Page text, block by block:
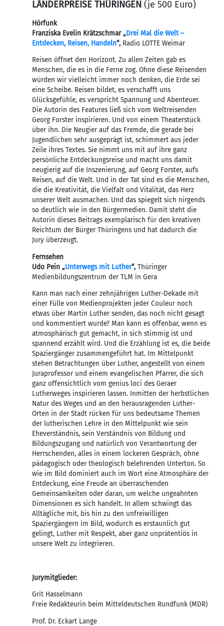
LÄNDERPREISE THÜRINGEN (je 500 Euro)
Hörfunk
Franziska Evelin Krätzschmar „Drei Mal die Welt –
Entdecken, Reisen, Handeln“, Radio LOTTE Weimar
Reisen öffnet den Horizont. Zu allen Zeiten gab es
Menschen, die es in die Ferne zog. Ohne diese Reisenden
würden wir vielleicht immer noch denken, die Erde sei
eine Scheibe. Reisen bildet, es verschafft uns
Glücksgefühle, es verspricht Spannung und Abenteuer.
Die Autorin des Features ließ sich vom Weltreisenden
Georg Forster inspirieren. Und von einem Theaterstück
über ihn. Die Neugier auf das Fremde, die gerade bei
Jugendlichen sehr ausgeprägt ist, schimmert aus jeder
Zeile ihres Textes. Sie nimmt uns mit auf ihre ganz
persönliche Entdeckungsreise und macht uns damit
neugierig auf die Inszenierung, auf Georg Forster, aufs
Reisen, auf die Welt. Und in der Tat sind es die Menschen,
die die Kreativität, die Vielfalt und Vitalität, das Herz
unserer Welt ausmachen. Und das spiegelt sich nirgends
so deutlich wie in den Bürgermedien. Damit steht die
Autorin dieses Beitrags exemplarisch für den kreativen
Reichtum der Bürger Thüringens und hat dadurch die
Jury überzeugt.
Fernsehen
Udo Pein „Unterwegs mit Luther“, Thüringer
Medienbildungszentrum der TLM in Gera
Kann man nach einer zehnjährigen Luther-Dekade mit
einer Fülle von Medienprojekten jeder Couleur noch
etwas über Martin Luther senden, das noch nicht gesagt
und kommentiert wurde? Man kann es offenbar, wenn es
atmosphärisch gut gemacht, in sich stimmig ist und
spannend erzählt wird. Und die Erzählung ist es, die beide
Spaziergänger zusammengeführt hat. Im Mittelpunkt
stehen Betrachtungen über Luther, angestellt von einem
Juraprofessor und einem evangelischen Pfarrer, die sich
ganz offensichtlich vom genius loci des Geraer
Lutherweges inspirieren lassen. Inmitten der herbstlichen
Natur des Weges und an den herausragenden Luther-
Orten in der Stadt rücken für uns bedeutsame Themen
der lutherischen Lehre in den Mittelpunkt wie sein
Eheverständnis, sein Verständnis von Bildung und
Bildungszugang und natürlich von Verantwortung der
Herrschenden, alles in einem lockeren Gespräch, ohne
pädagogisch oder theologisch belehrenden Unterton. So
wie im Bild dominiert auch im Wort eine Atmosphäre der
Entdeckung, eine Freude an überraschenden
Gemeinsamkeiten oder daran, um welche ungeahnten
Dimensionen es sich handelt. In allem schwingt das
Alltägliche mit, bis hin zu den unfreiwilligen
Spaziergängern im Bild, wodurch es erstaunlich gut
gelingt, Luther mit Respekt, aber ganz unprätentiös in
unsere Welt zu integrieren.
Jurymitglieder:
Grit Hasselmann
Freie Redakteurin beim Mitteldeutschen Rundfunk (MDR)
Prof. Dr. Eckart Lange